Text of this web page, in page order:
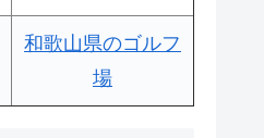
和歌山県のゴルフ
場